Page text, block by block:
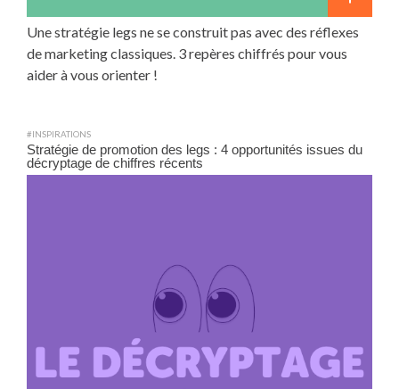
Une stratégie legs ne se construit pas avec des réflexes
de marketing classiques. 3 repères chiffrés pour vous
aider à vous orienter !
#INSPIRATIONS
Stratégie de promotion des legs : 4 opportunités issues du
décryptage de chiffres récents